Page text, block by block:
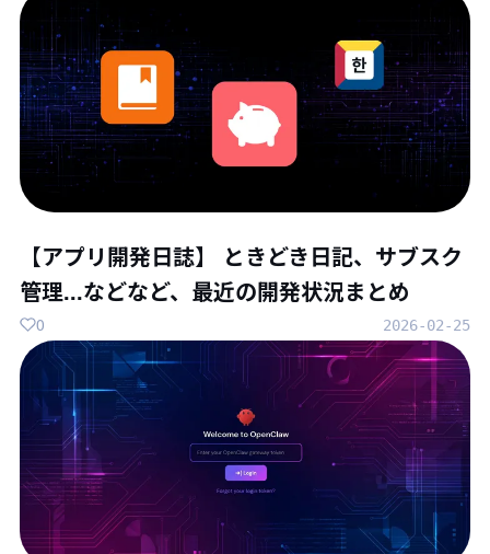
【アプリ開発日誌】 ときどき日記、サブスク
管理...などなど、最近の開発状況まとめ
2026-02-25
0